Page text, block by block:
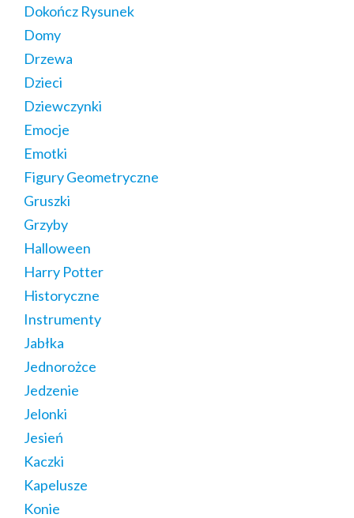
Dokończ Rysunek
Domy
Drzewa
Dzieci
Dziewczynki
Emocje
Emotki
Figury Geometryczne
Gruszki
Grzyby
Halloween
Harry Potter
Historyczne
Instrumenty
Jabłka
Jednorożce
Jedzenie
Jelonki
Jesień
Kaczki
Kapelusze
Konie